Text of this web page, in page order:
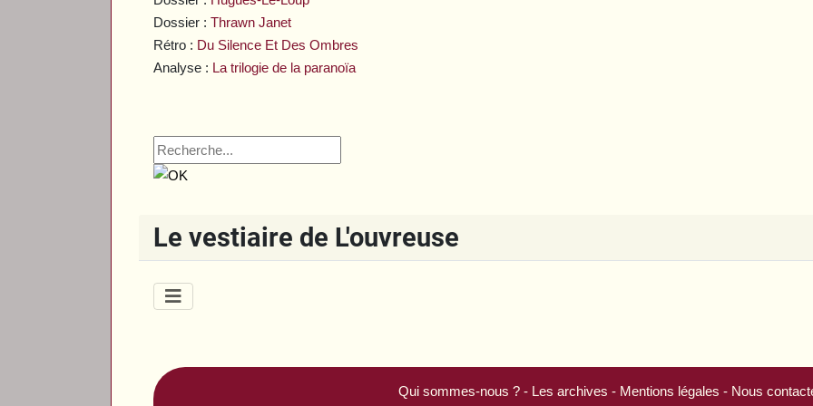
Dossier :Thrawn Janet
Rétro : Du Silence Et Des Ombres
Analyse : La trilogie de la paranoïa
Le vestiaire de L'ouvreuse
Qui sommes-nous ?- Les archives - Mentions légales - Nous